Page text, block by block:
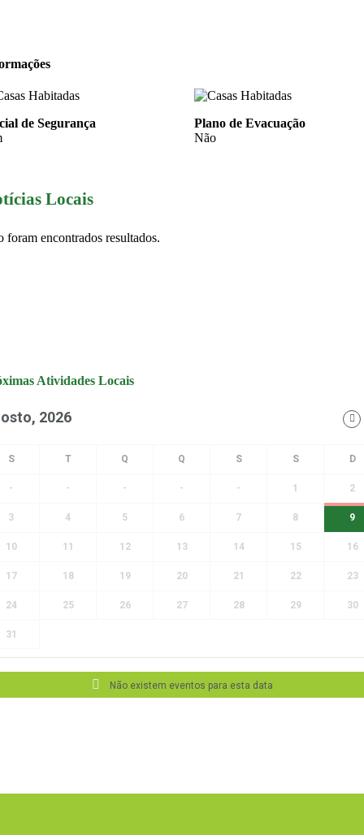
de Segurança
Plano de Evacuação
Não
Locais
foram encontrados resultados.
Atividades Locais
2026
- - - - - 1 2
3 4 5 6 7 8 9
10 11 12 13 14 15 16
17 18 19 20 21 22 23
24 25 26 27 28 29 30
31
Não existem eventos para esta data